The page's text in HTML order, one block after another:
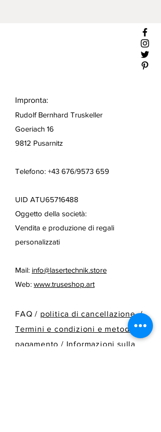
Impronta:
Rudolf Bernhard Truskeller
Goeriach 16
9812 Pusarnitz
Telefono: +43 676/9573 659
UID ATU65716488
Oggetto della società:
Vendita e produzione di regali
personalizzati
Mail: info@lasertechnik.store
Web: www.truseshop.art
FAQ / politica di cancellazione /
Termini e condizioni e metodi di
pagamento / Informazioni sulla